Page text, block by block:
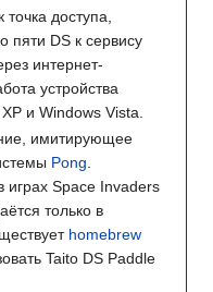
доступа,
пяти DS к сервису
интернет-
устройства
и Windows Vista.
имитирующее
Pong
играх Space Invaders
только в
homebrew
Taito DS Paddle